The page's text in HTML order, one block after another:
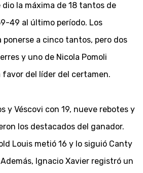
la máxima de 18 tantos de
49 al último período. Los
ponerse a cinco tantos, pero dos
y uno de Nicola Pomoli
del líder del certamen.
y Véscovi con 19, nueve rebotes y
los destacados del ganador.
Louis metió 16 y lo siguió Canty
Ignacio Xavier registró un